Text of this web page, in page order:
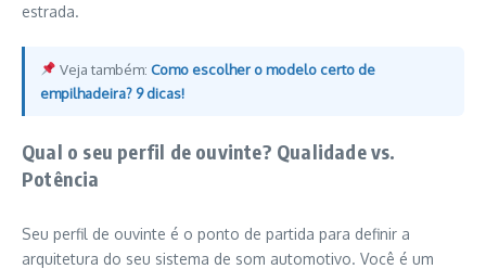
estrada.
Veja também:Como escolher o modelo certo de
empilhadeira? 9 dicas!
Qual o seu perfil de ouvinte? Qualidade vs.
Potência
Seu perfil de ouvinte é o ponto de partida para definir a
arquitetura do seu sistema de som automotivo. Você é um